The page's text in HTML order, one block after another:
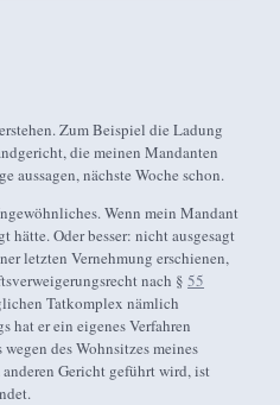
Zum Beispiel die Ladung
die meinen Mandanten
aussagen, nächste Woche schon.
Wenn mein Mandant
hätte. Oder besser: nicht ausgesagt
letzten Vernehmung erschienen,
nach §55
Tatkomplex nämlich
hat er ein eigenes Verfahren
des Wohnsitzes meines
Gericht geführt wird, ist